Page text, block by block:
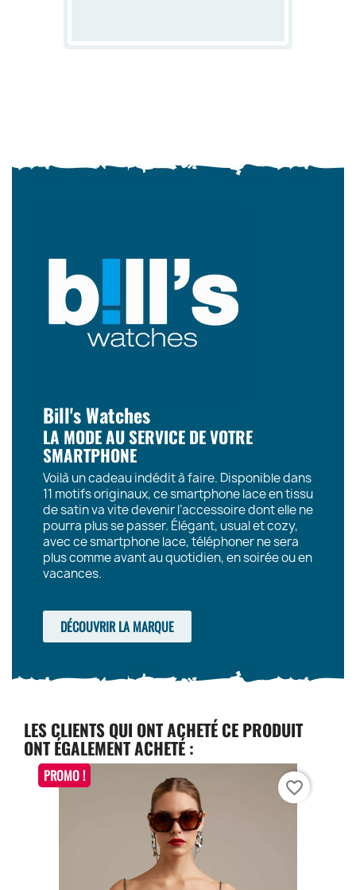
Bill's Watches
LA MODE AU SERVICE DE VOTRE
SMARTPHONE
Voilà un cadeau indédit à faire. Disponible dans
11 motifs originaux, ce smartphone lace en tissu
de satin va vite devenir l’accessoire dont elle ne
pourra plus se passer. Élégant, usual et cozy,
avec ce smartphone lace, téléphoner ne sera
plus comme avant au quotidien, en soirée ou en
vacances.
DÉCOUVRIR LA MARQUE
LES CLIENTS QUI ONT ACHETÉ CE PRODUIT
ONT ÉGALEMENT ACHETÉ :
PROMO !
favorite_border